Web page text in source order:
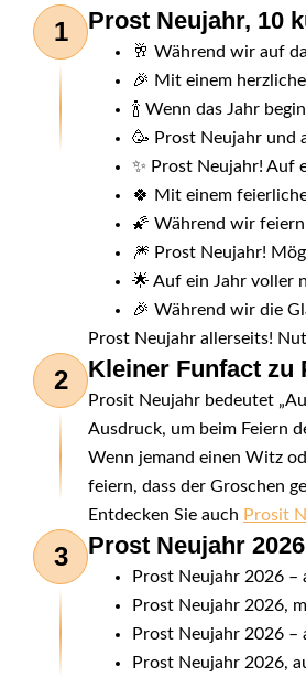
1 Prost Neujahr, 10
🥂 Während wir auf
🎉 Mit einem
🍾 Wenn das Jahr
🥳 Prost Neujahr und
✨ Prost Neujahr! Auf
🍀 Mit einem
🌠 Während wir
🎆 Prost Neujahr!
🌟 Auf ein Jahr voller
🎉 Während wir die
Prost Neujahr allerseits!
2 Kleiner Funfact zu
Prosit Neujahr bedeutet
Ausdruck, um beim Feiern
Wenn jemand einen Witz
feiern, dass der Groschen
Entdecken Sie auch Prosit
3 Prost Neujahr 2026
Prost Neujahr 2026 –
Prost Neujahr 2026,
Prost Neujahr 2026 –
Prost Neujahr 2026,